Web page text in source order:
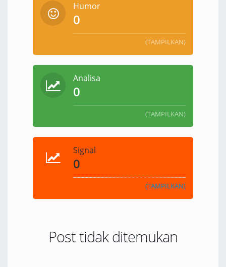
Humor
0
(TAMPILKAN)
Analisa
0
(TAMPILKAN)
Signal
0
(TAMPILKAN)
Post tidak ditemukan